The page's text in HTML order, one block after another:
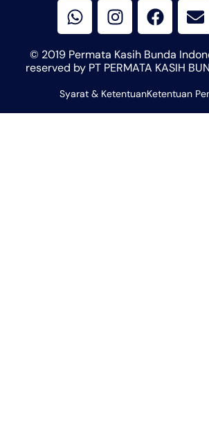
h
a
t
s
a
p
p
n
s
t
a
r
a
a
c
b
o
k
n
v
e
l
p
e
© 2019 Permata Kasih Bunda
reserved by PT PERMATA KASIH
Syarat & KetentuanKetentuan